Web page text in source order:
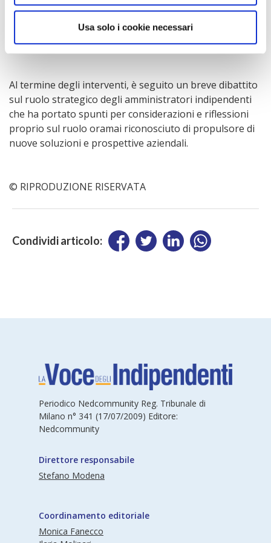
Usa solo i cookie necessari
valore per l’impresa. Infine, ricollegandosi al discorso di
Benetton, ha evidenziato l’importanza della tempistica
nelle risposte strategiche dell’impresa al mercato.
Al termine degli interventi, è seguito un breve dibattito
sul ruolo strategico degli amministratori indipendenti
che ha portato spunti per considerazioni e riflessioni
proprio sul ruolo oramai riconosciuto di propulsore di
nuove soluzioni e prospettive aziendali.
© RIPRODUZIONE RISERVATA
Condividi articolo:
Periodico Nedcommunity Reg. Tribunale di
Milano n° 341 (17/07/2009) Editore:
Nedcommunity
Direttore responsabile
Stefano Modena
Coordinamento editoriale
Monica Fanecco